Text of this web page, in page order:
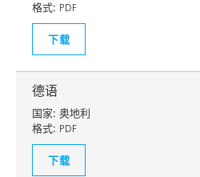
格式: PDF
下载
德语
国家: 奥地利
格式: PDF
下载